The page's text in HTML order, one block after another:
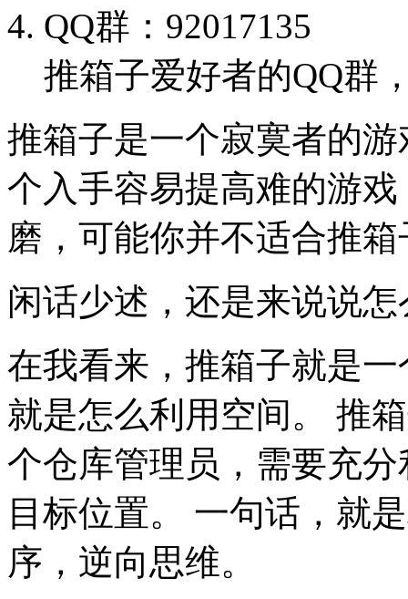
QQ群：92017135
推箱子爱好者的QQ群
推箱子是一个寂寞者的
个入手容易提高难的游
磨，可能你并不适合推箱
闲话少述，还是来说说怎
在我看来，推箱子就是
就是怎么利用空间。 推
个仓库管理员，需要充
目标位置。 一句话，就
序，逆向思维。